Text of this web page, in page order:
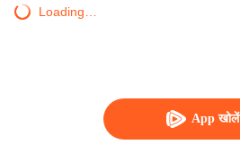
App खोलें
Loading…